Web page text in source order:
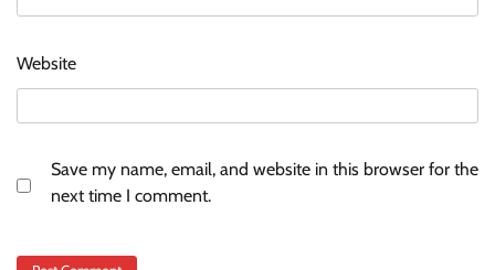
Website
Save my name, email, and website in this browser for the
next time I comment.